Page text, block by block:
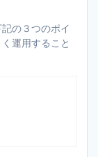
の３つのポイ
運用すること